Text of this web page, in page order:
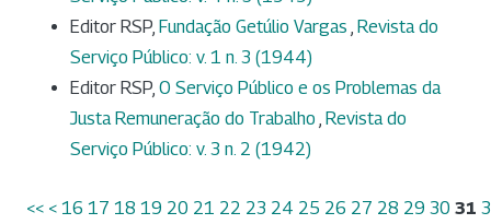
Editor RSP, Fundação Getúlio Vargas , Revista do
Serviço Público: v. 1 n. 3 (1944)
Editor RSP, O Serviço Público e os Problemas da
Justa Remuneração do Trabalho , Revista do
Serviço Público: v. 3 n. 2 (1942)
<< < 16 17 18 19 20 21 22 23 24 25 26 27 28 29 30 31